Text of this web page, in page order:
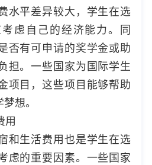
平差异较大，学生在选
虑自己的经济能力。同
否有可申请的奖学金或助
担。一些国家为国际学生
项目，这些项目能够帮助
想。
生活费用也是学生在选
虑的重要因素。一些国家